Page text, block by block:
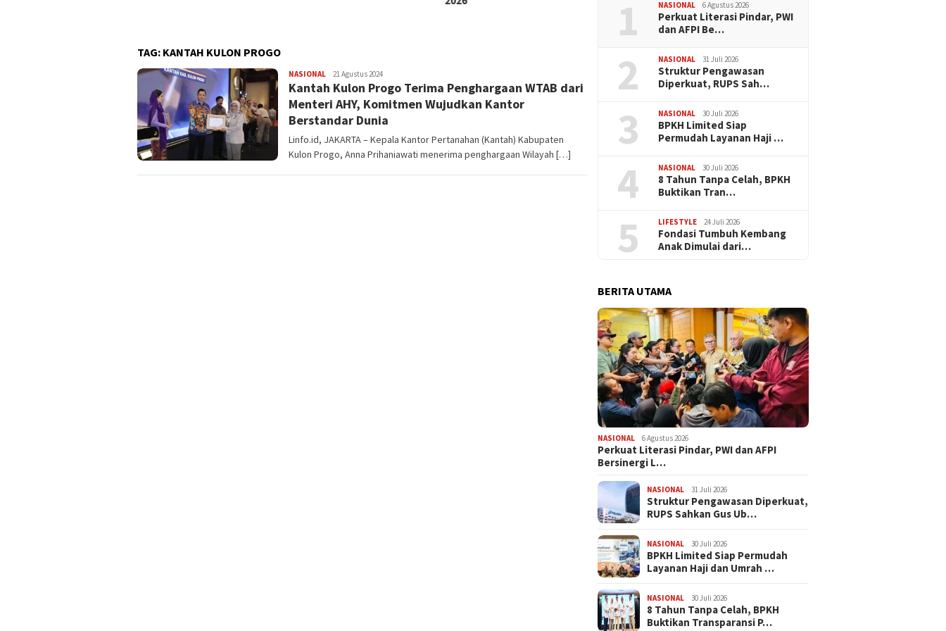
TAG: KANTAH KULON PROGO
NASIONAL Redaksi
21 Agustus 2024
Kantah Kulon Progo Terima Penghargaan WTAB dari
Menteri AHY, Komitmen Wujudkan Kantor
Berstandar Dunia
Linfo.id, JAKARTA – Kepala Kantor Pertanahan (Kantah) Kabupaten
Kulon Progo, Anna Prihaniawati menerima penghargaan Wilayah […]
1 NASIONAL 6 Agustus 2026
Perkuat Literasi Pindar, PWI
dan AFPI Be…
2 NASIONAL 31 Juli 2026
​Struktur Pengawasan
Diperkuat, RUPS Sah…
3 NASIONAL 30 Juli 2026
BPKH Limited Siap
Permudah Layanan Haji …
4 NASIONAL 30 Juli 2026
​8 Tahun Tanpa Celah, BPKH
Buktikan Tran…
5 LIFESTYLE 24 Juli 2026
Fondasi Tumbuh Kembang
Anak Dimulai dari…
BERITA UTAMA
NASIONAL 6 Agustus 2026
Perkuat Literasi Pindar, PWI dan AFPI
Bersinergi L…
NASIONAL 31 Juli 2026
​Struktur Pengawasan Diperkuat,
RUPS Sahkan Gus Ub…
NASIONAL 30 Juli 2026
BPKH Limited Siap Permudah
Layanan Haji dan Umrah …
NASIONAL 30 Juli 2026
​8 Tahun Tanpa Celah, BPKH
Buktikan Transparansi P…